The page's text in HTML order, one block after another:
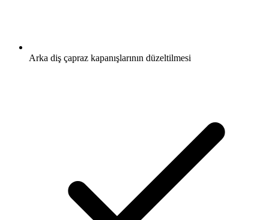
Arka diş çapraz kapanışlarının düzeltilmesi